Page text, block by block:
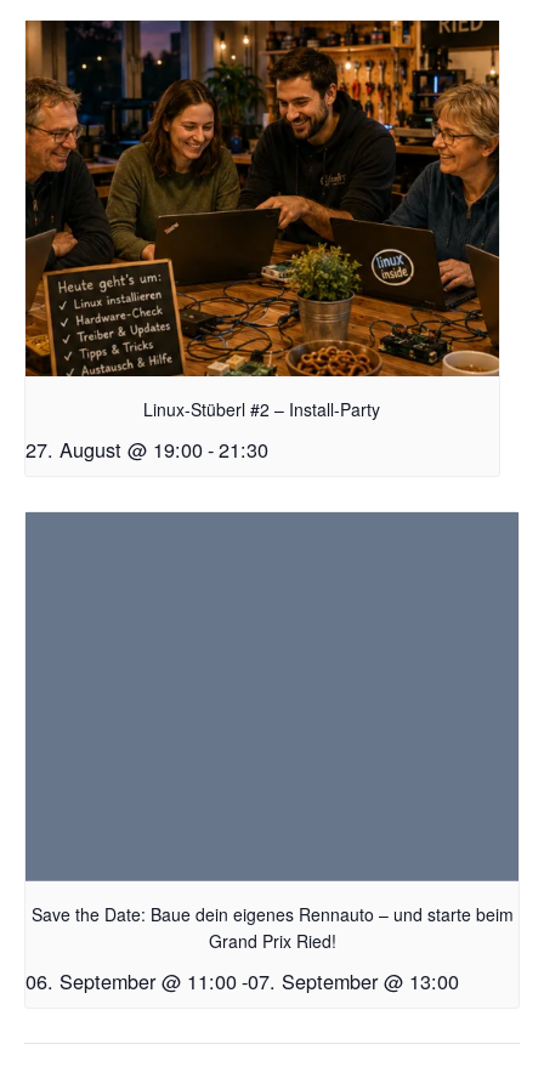
Linux-Stüberl #2 – Install-Party
27. August @ 19:00-21:30
Save the Date: Baue dein eigenes Rennauto – und starte beim
Grand Prix Ried!
06. September @ 11:00-07. September @ 13:00